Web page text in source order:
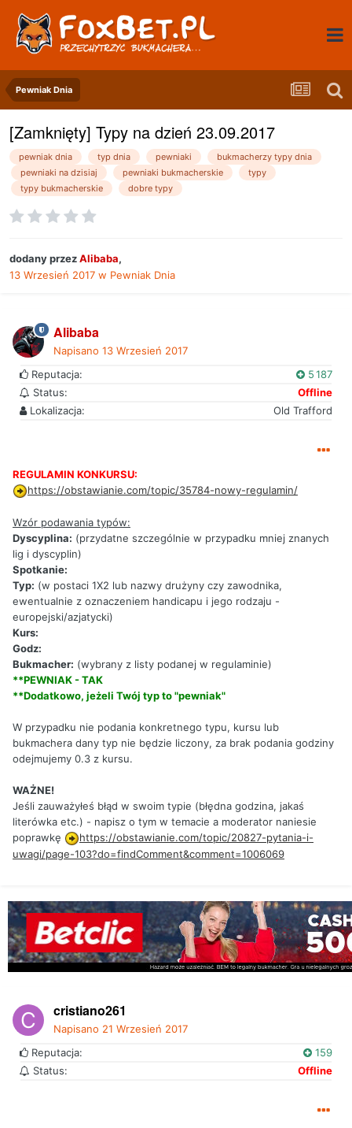
Pewniak Dnia
[Zamknięty] Typy na dzień 23.09.2017
pewniak dnia typ dnia pewniaki
bukmacherzy typy dnia
pewniaki na dzisiaj
pewniaki bukmacherskie
typy
typy bukmacherskie
dobre typy
dodany przezAlibaba,
13 Wrzesień 2017 w Pewniak Dnia
Alibaba
Napisano 13 Wrzesień 2017
Reputacja:
5 187
Status:
Offline
Lokalizacja:
Old Trafford
REGULAMIN KONKURSU:
https://obstawianie.com/topic/35784-nowy-regulamin/
Wzór podawania typów:
Dyscyplina: (przydatne szczególnie w przypadku mniej znanych
lig i dyscyplin)
Spotkanie:
Typ: (w postaci 1X2 lub nazwy drużyny czy zawodnika,
ewentualnie z oznaczeniem handicapu i jego rodzaju -
europejski/azjatycki)
Kurs:
Godz:
Bukmacher: (wybrany z listy podanej w regulaminie)
**PEWNIAK - TAK
**Dodatkowo, jeżeli Twój typ to "pewniak"
W przypadku nie podania konkretnego typu, kursu lub
bukmachera dany typ nie będzie liczony, za brak podania godziny
odejmujemy 0.3 z kursu.
WAŻNE!
Jeśli zauważyłeś błąd w swoim typie (błędna godzina, jakaś
literówka etc.) - napisz o tym w temacie a moderator naniesie
poprawkę
https://obstawianie.com/topic/20827-pytania-i-
uwagi/page-103?do=findComment&comment=1006069
cristiano261
Napisano 21 Wrzesień 2017
Reputacja:
159
Status:
Offline